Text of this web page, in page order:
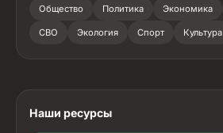
Общество Политика Экономика
СВО Экология Спорт Культура
Наши ресурсы